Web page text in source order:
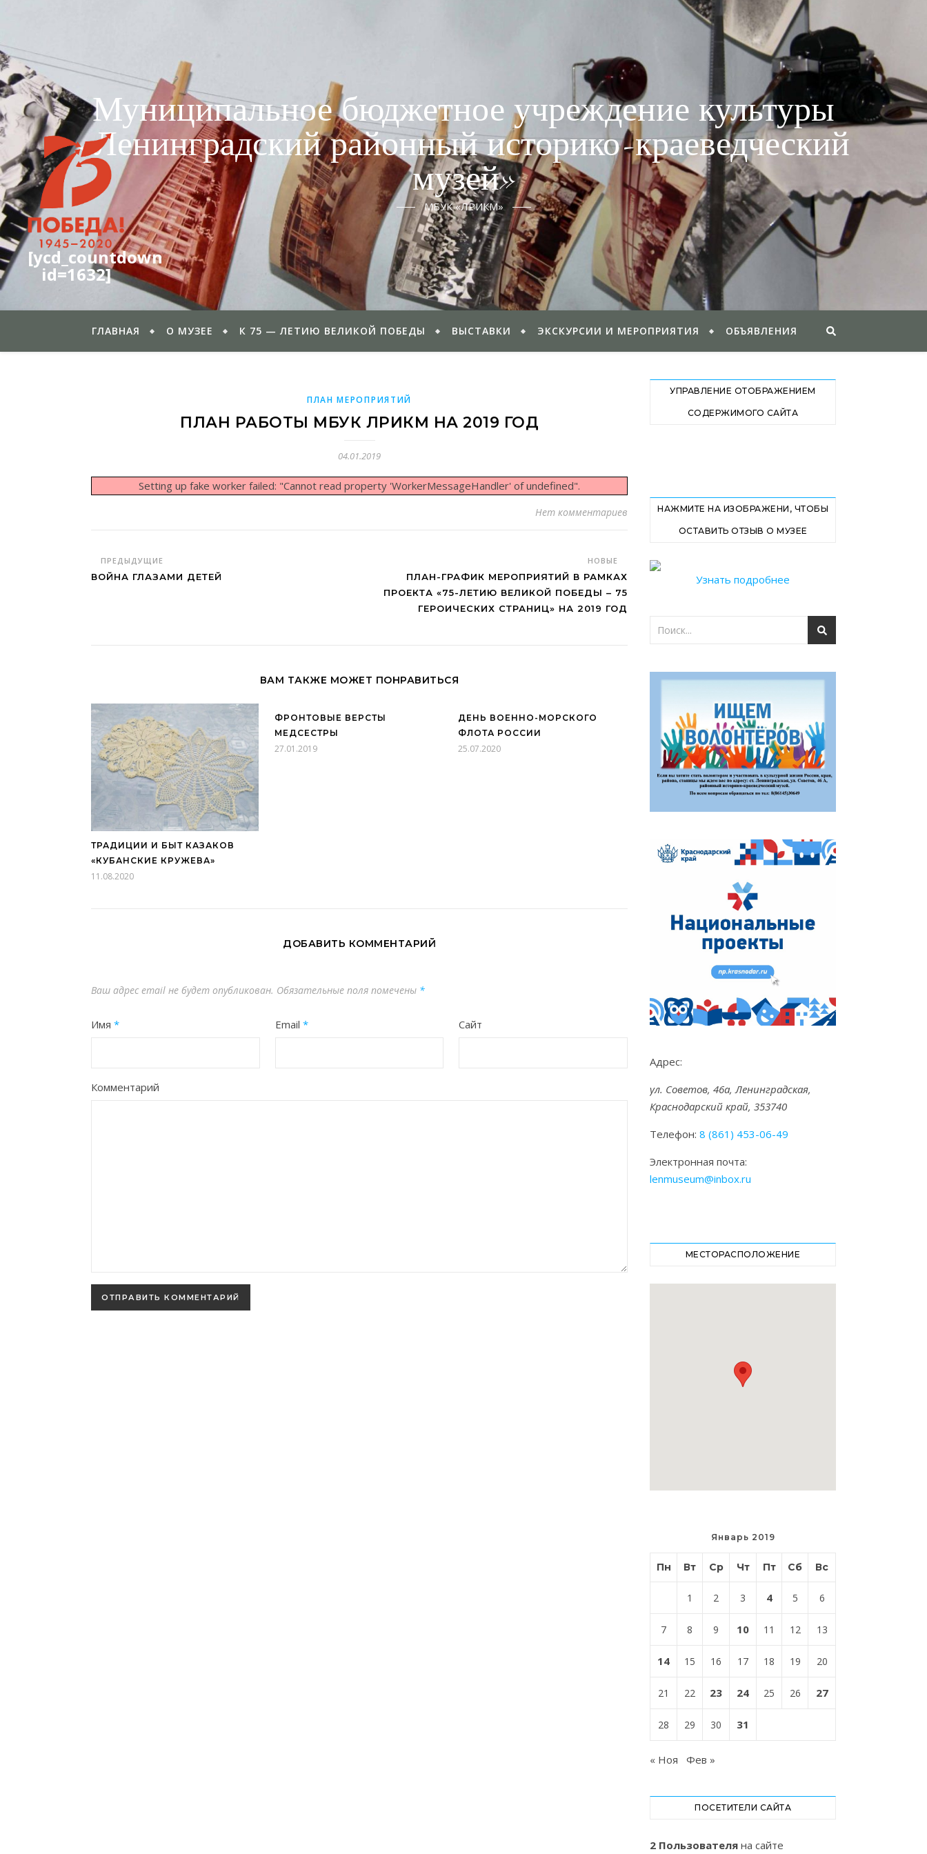
[ycd_countdown
id=1632]
Муниципальное бюджетное учреждение культуры
«Ленинградский районный историко-краеведческий
музей»
МБУК «ЛРИКМ»
ГЛАВНАЯ О МУЗЕЕ К 75 — ЛЕТИЮ ВЕЛИКОЙ ПОБЕДЫ ВЫСТАВКИ ЭКСКУРСИИ И МЕРОПРИЯТИЯ ОБЪЯВЛЕНИЯ
ПЛАН МЕРОПРИЯТИЙ
ПЛАН РАБОТЫ МБУК ЛРИКМ НА 2019 ГОД
04.01.2019
Setting up fake worker failed: "Cannot read property 'WorkerMessageHandler' of undefined".
Нет комментариев
ПРЕДЫДУЩИЕ
ВОЙНА ГЛАЗАМИ ДЕТЕЙ
НОВЫЕ
ПЛАН-ГРАФИК МЕРОПРИЯТИЙ В РАМКАХ
ПРОЕКТА «75-ЛЕТИЮ ВЕЛИКОЙ ПОБЕДЫ – 75
ГЕРОИЧЕСКИХ СТРАНИЦ» НА 2019 ГОД
ВАМ ТАКЖЕ МОЖЕТ ПОНРАВИТЬСЯ
ТРАДИЦИИ И БЫТ КАЗАКОВ
«КУБАНСКИЕ КРУЖЕВА»
11.08.2020
ФРОНТОВЫЕ ВЕРСТЫ
МЕДСЕСТРЫ
27.01.2019
ДЕНЬ ВОЕННО-МОРСКОГО
ФЛОТА РОССИИ
25.07.2020
ДОБАВИТЬ КОММЕНТАРИЙ
Ваш адрес email не будет опубликован. Обязательные поля помечены *
Имя * Email * Сайт
Комментарий
УПРАВЛЕНИЕ ОТОБРАЖЕНИЕМ
СОДЕРЖИМОГО САЙТА
НАЖМИТЕ НА ИЗОБРАЖЕНИ, ЧТОБЫ
ОСТАВИТЬ ОТЗЫВ О МУЗЕЕ
Узнать подробнее
Адрес:
ул. Советов, 46а, Ленинградская,
Краснодарский край, 353740
Телефон: 8 (861) 453-06-49
Электронная почта:
lenmuseum@inbox.ru
МЕСТОРАСПОЛОЖЕНИЕ
Январь 2019
Пн Вт Ср Чт Пт Сб Вс
1 2 3 4 5 6
7 8 9 10 11 12 13
14 15 16 17 18 19 20
21 22 23 24 25 26 27
28 29 30 31
« Ноя Фев »
ПОСЕТИТЕЛИ САЙТА
2 Пользователя на сайте